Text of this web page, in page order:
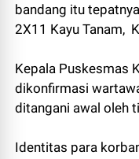
bandang itu
2X11 Kayu Tanam,
Kepala Puskesmas
dikonfirmasi
ditangani awal oleh
Identitas para